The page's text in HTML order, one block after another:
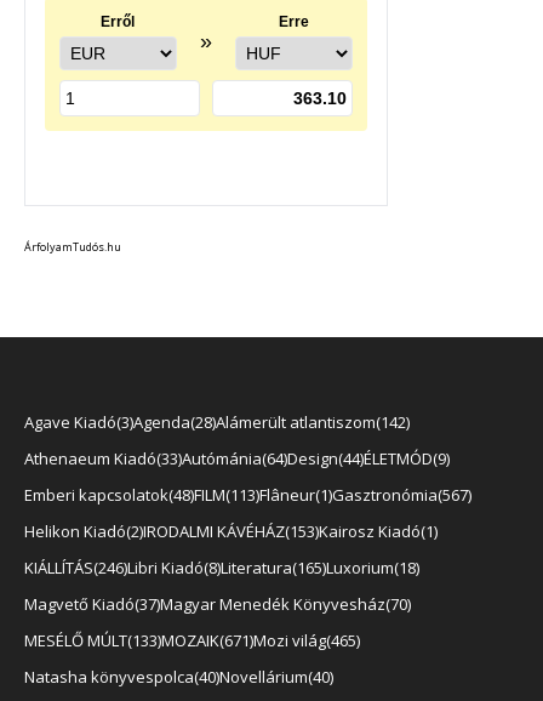
ÁrfolyamTudós.hu
Agave Kiadó 3 Agenda 28Alámerült atlantiszom 142
Athenaeum Kiadó 33 Autómánia 64Design 44ÉLETMÓD 9
Emberi kapcsolatok 48FILM 113 Flâneur 1 Gasztronómia 567
Helikon Kiadó 2IRODALMI KÁVÉHÁZ 153 Kairosz Kiadó 1
KIÁLLÍTÁS 246Libri Kiadó 8Literatura 165 Luxorium 18
Magvető Kiadó 37Magyar Menedék Könyvesház 70
MESÉLŐ MÚLT 133 MOZAIK 671 Mozi világ 465
Natasha könyvespolca 40Novellárium 40